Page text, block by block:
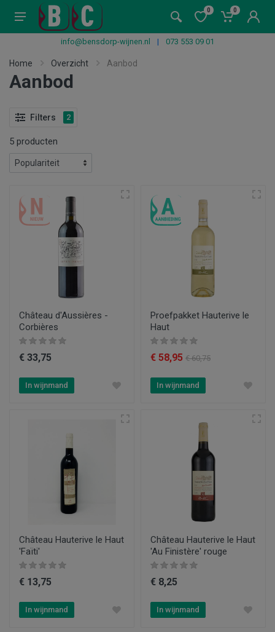
0 0
info@bensdorp-wijnen.nl | 073 553 09 01
Home Overzicht Aanbod
Aanbod
Filters 2
5 producten
Château d'Aussières -
Corbières
€ 33,75
In wijnmand
Proefpakket Hauterive le
Haut
€ 58,95 € 60,75
In wijnmand
Château Hauterive le Haut
'Faïti'
€ 13,75
In wijnmand
Château Hauterive le Haut
'Au Finistère' rouge
€ 8,25
In wijnmand